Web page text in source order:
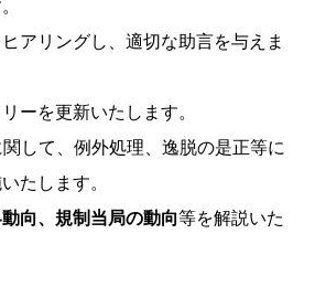
アリングし、適切な助言を与えま
ーを更新いたします。
して、例外処理、逸脱の是正等に
たします。
向、規制当局の動向等を解説いた